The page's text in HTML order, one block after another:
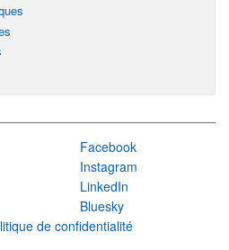
Facebook
Instagram
LinkedIn
Bluesky
de confidentialité